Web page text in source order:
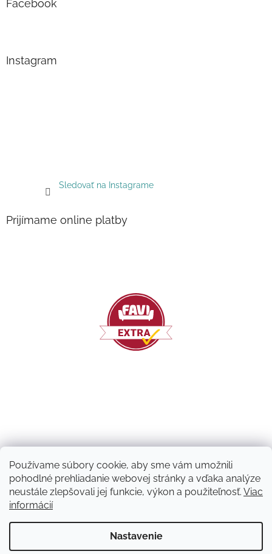
Používame súbory cookie, aby sme vám umožnili
pohodlné prehliadanie webovej stránky a vďaka analýze
neustále zlepšovali jej funkcie, výkon a použiteľnosť. Viac
informácií
Nastavenie
Facebook
Instagram
Sledovať na Instagrame
Prijímame online platby